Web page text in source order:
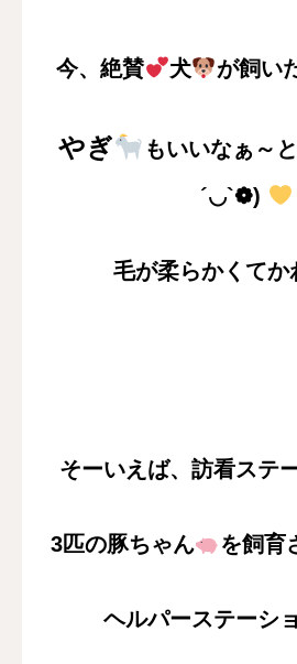
今、絶賛 犬 が飼い
やぎ
もいいなぁ～
´◡`❁)
毛が柔らかくてか
そーいえば、訪看ステ
3匹の豚ちゃん を飼育
ヘルパーステーシ